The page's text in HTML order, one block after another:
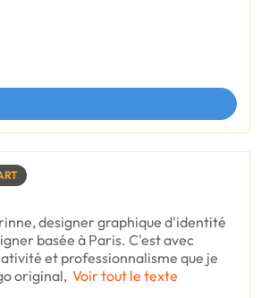
designer graphique d'identité
basée à Paris. C'est avec
et professionnalisme que je
original, Voir tout le texte